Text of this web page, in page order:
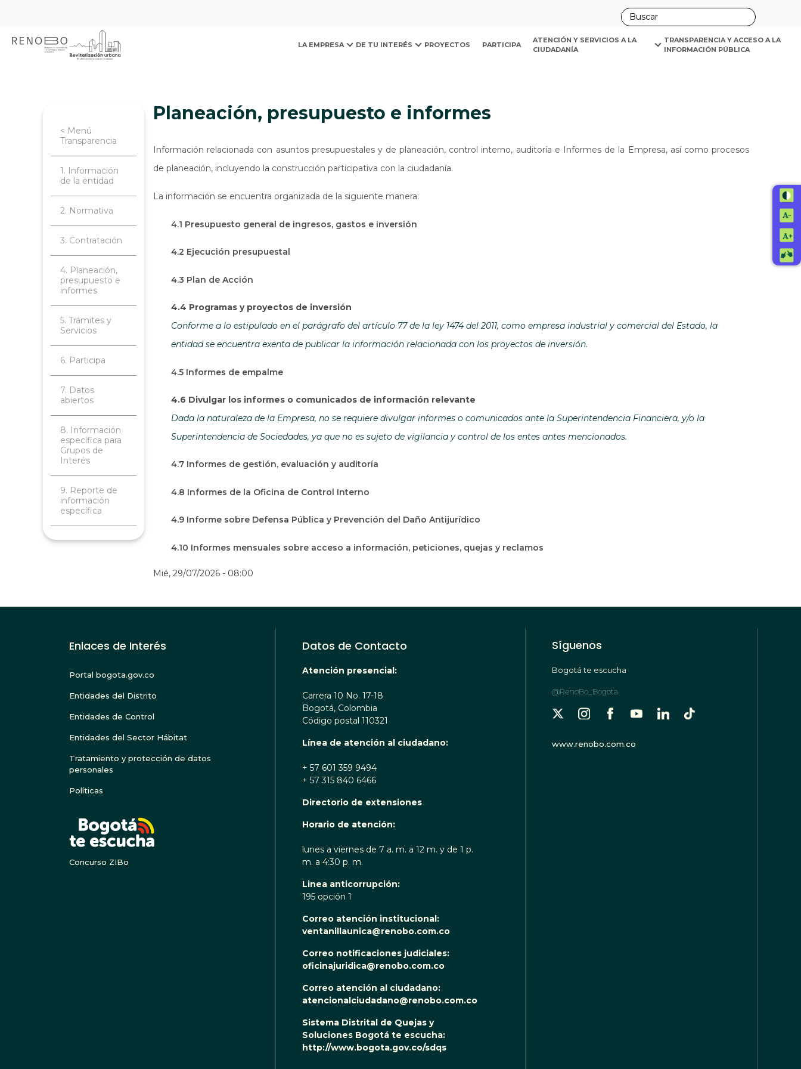
contenido
Sitio Web Empresa de Renovación y Desarrollo Urbano
LA EMPRESA DE TU INTERÉS PROYECTOS PARTICIPA
ATENCIÓN Y SERVICIOS A LA
CIUDADANÍA
TRANSPARENCIA Y ACCESO A LA
INFORMACIÓN PÚBLICA
< Menú
Transparencia
1. Información
de la entidad
2. Normativa
3. Contratación
4. Planeación,
presupuesto e
informes
5. Trámites y
Servicios
6. Participa
7. Datos
abiertos
8. Información
específica para
Grupos de
Interés
9. Reporte de
información
específica
Planeación, presupuesto e informes
Información relacionada con asuntos presupuestales y de planeación, control interno, auditoría e Informes de la Empresa, así como procesos
de planeación, incluyendo la construcción participativa con la ciudadanía.
La información se encuentra organizada de la siguiente manera:
4.1 Presupuesto general de ingresos, gastos e inversión
4.2 Ejecución presupuestal
4.3 Plan de Acción
4.4 Programas y proyectos de inversión
Conforme a lo estipulado en el parágrafo del artículo 77 de la ley 1474 del 2011, como empresa industrial y comercial del Estado, la
entidad se encuentra exenta de publicar la información relacionada con los proyectos de inversión.
4.5 Informes de empalme
4.6 Divulgar los informes o comunicados de información relevante
Dada la naturaleza de la Empresa, no se requiere divulgar informes o comunicados ante la Superintendencia Financiera, y/o la
Superintendencia de Sociedades, ya que no es sujeto de vigilancia y control de los entes antes mencionados.
4.7 Informes de gestión, evaluación y auditoría
4.8 Informes de la Oficina de Control Interno
4.9 Informe sobre Defensa Pública y Prevención del Daño Antijurídico
4.10 Informes mensuales sobre acceso a información, peticiones, quejas y reclamos
Mié, 29/07/2026 - 08:00
Enlaces de Interés
Portal bogota.gov.co
Entidades del Distrito
Entidades de Control
Entidades del Sector Hábitat
Tratamiento y protección de datos
personales
Políticas
Concurso ZIBo
Datos de Contacto
Atención presencial:
Carrera 10 No. 17-18
Bogotá, Colombia
Código postal 110321
Línea de atención al ciudadano:
+ 57 601 359 9494
+ 57 315 840 6466
Directorio de extensiones
Horario de atención:
lunes a viernes de 7 a. m. a 12 m. y de 1 p.
m. a 4:30 p. m.
Linea anticorrupción:
195 opción 1
Correo atención institucional:
ventanillaunica@renobo.com.co
Correo notificaciones judiciales:
oficinajuridica@renobo.com.co
Correo atención al ciudadano:
atencionalciudadano@renobo.com.co
Sistema Distrital de Quejas y
Soluciones Bogotá te escucha:
http://www.bogota.gov.co/sdqs
Síguenos
Bogotá te escucha
@RenoBo_Bogota
www.renobo.com.co